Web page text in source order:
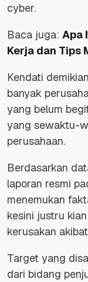
cyber.
Baca juga: Apa
Kerja dan Tips
Kendati
banyak
yang belum
yang sewaktu-
perusahaan.
Berdasarkan
laporan resmi
menemukan
kesini justru
kerusakan
Target yang
dari bidang